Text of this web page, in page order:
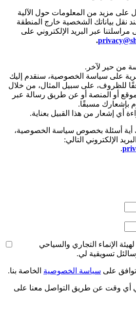
على مزيد من المعلومات حول الآلية
نقل بياناتك الشخصية خارج المنطقة
مراسلتنا عبر البريد الإلكتروني على
.
من حير لآخر.
على سياسة الخصوصية، سنقدم إليك
للظروف، على سبيل المثال، من خلال
أو المنصة أو عن طريق رسالة عبر
بإشعارك مسبقًا.
أي إشعار من هذا القبيل بعناية.
أية أسئلة بخصوص سياسة الخصوصية،
الإلكتروني التالي:
.
الإنماء التجاري والسياحي
تسويقية لي.
توافق على سياسة الخصوصية الخاصة بنا.
وقت عن طريق التواصل معنا على